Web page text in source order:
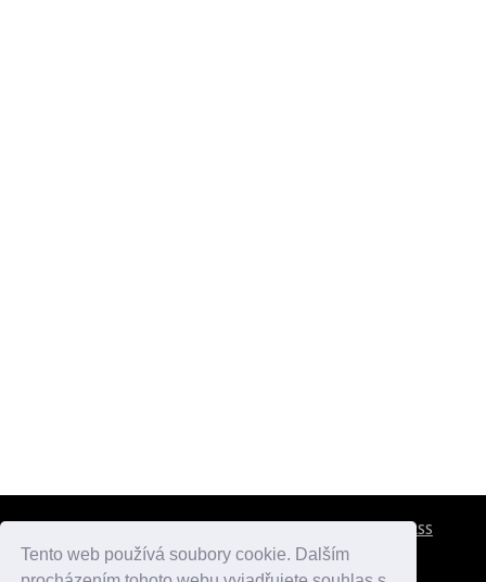
Tento web používá soubory cookie. Dalším
RSS